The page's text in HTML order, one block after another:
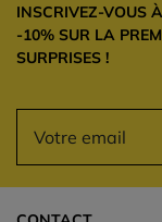
INSCRIVEZ-VOUS
-10% SUR LA
SURPRISES !